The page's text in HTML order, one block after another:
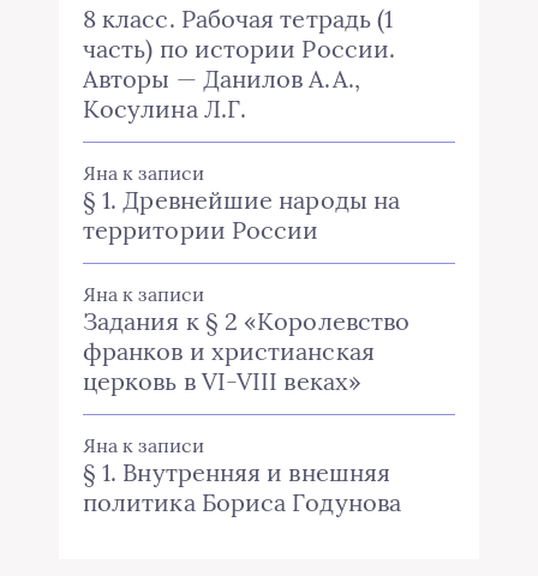
8 класс. Рабочая тетрадь (1
часть) по истории России.
Авторы — Данилов А.А.,
Косулина Л.Г.
Яна к записи
§ 1. Древнейшие народы на
территории России
Яна к записи
Задания к § 2 «Королевство
франков и христианская
церковь в VI-VIII веках»
Яна к записи
§ 1. Внутренняя и внешняя
политика Бориса Годунова